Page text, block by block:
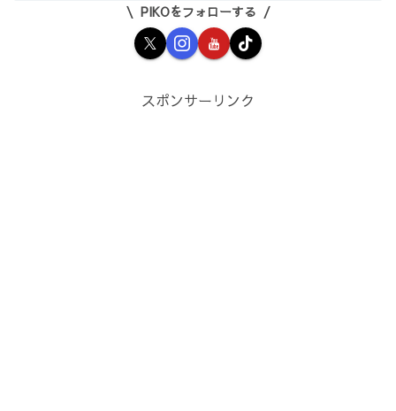
PIKOをフォローする
スポンサーリンク